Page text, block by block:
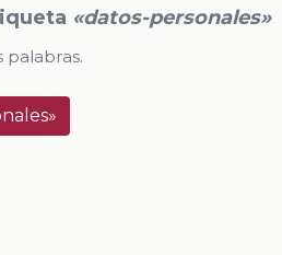
«datos-personales»
palabras.